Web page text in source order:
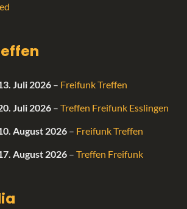
Juli 2026 – Freifunk Treffen
Juli 2026 – Treffen Freifunk Esslingen
August 2026 – Freifunk Treffen
August 2026 – Treffen Freifunk